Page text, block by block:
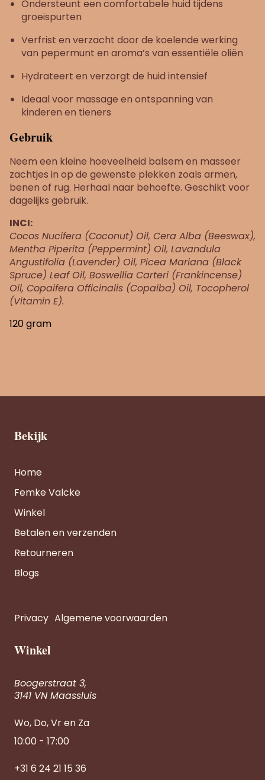
Ondersteunt een comfortabele huid tijdens
groeispurten
Verfrist en verzacht door de koelende werking
van pepermunt en aroma’s van essentiële oliën
Hydrateert en verzorgt de huid intensief
Ideaal voor massage en ontspanning van
kinderen en tieners
Gebruik
Neem een kleine hoeveelheid balsem en masseer
zachtjes in op de gewenste plekken zoals armen,
benen of rug. Herhaal naar behoefte. Geschikt voor
dagelijks gebruik.
INCI:
Cocos Nucifera (Coconut) Oil, Cera Alba (Beeswax),
Mentha Piperita (Peppermint) Oil, Lavandula
Angustifolia (Lavender) Oil, Picea Mariana (Black
Spruce) Leaf Oil, Boswellia Carteri (Frankincense)
Oil, Copaifera Officinalis (Copaiba) Oil, Tocopherol
(Vitamin E).
120 gram
Bekijk
Home
Femke Valcke
Winkel
Betalen en verzenden
Retourneren
Blogs
Privacy Algemene voorwaarden
Winkel
Boogerstraat 3,
3141 VN Maassluis
Wo, Do, Vr en Za
10:00 - 17:00
+31 6 24 21 15 36